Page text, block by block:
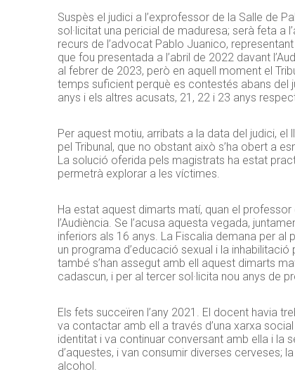
Suspès el judici a l’exprofessor de la Salle de
sol·licitat una pericial de maduresa; serà feta a
recurs de l’advocat Pablo Juanico,
que fou presentada a l’abril de 2022 davant
al febrer de 2023, però en aquell moment el
temps suficient perquè es contestés abans del
anys i els altres acusats, 21, 22 i 23 anys
Per aquest motiu, arribats a la data del judici,
pel Tribunal, que no obstant això s’ha obert a
La solució oferida pels magistrats ha estat
permetrà explorar a les víctimes.
Ha estat aquest dimarts matí, quan el
l’Audiència. Se l’acusa aquesta vegada,
inferiors als 16 anys. La Fiscalia demana per
un programa d’educació sexual i la
també s’han assegut amb ell aquest dimarts
cadascun, i per al tercer sol·licita nou anys de
Els fets succeïren l’any 2021. El docent havia
va contactar amb ell a través d’una xarxa
identitat i va continuar conversant amb ella i la
d’aquestes, i van consumir diverses cerveses;
alcohol.